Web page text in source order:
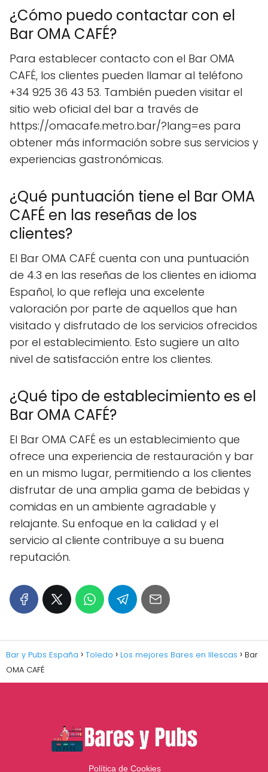
¿Cómo puedo contactar con el
Bar OMA CAFÉ?
Para establecer contacto con el Bar OMA
CAFÉ, los clientes pueden llamar al teléfono
+34 925 36 43 53. También pueden visitar el
sitio web oficial del bar a través de
https://omacafe.metro.bar/?lang=es para
obtener más información sobre sus servicios y
experiencias gastronómicas.
¿Qué puntuación tiene el Bar OMA
CAFÉ en las reseñas de los
clientes?
El Bar OMA CAFÉ cuenta con una puntuación
de 4.3 en las reseñas de los clientes en idioma
Español, lo que refleja una excelente
valoración por parte de aquellos que han
visitado y disfrutado de los servicios ofrecidos
por el establecimiento. Esto sugiere un alto
nivel de satisfacción entre los clientes.
¿Qué tipo de establecimiento es el
Bar OMA CAFÉ?
El Bar OMA CAFÉ es un establecimiento que
ofrece una experiencia de restauración y bar
en un mismo lugar, permitiendo a los clientes
disfrutar de una amplia gama de bebidas y
comidas en un ambiente agradable y
relajante. Su enfoque en la calidad y el
servicio al cliente contribuye a su buena
reputación.
Bar y Pubs España Toledo Los mejores Bares en Illescas
Bar
OMA CAFÉ
Política de Cookies